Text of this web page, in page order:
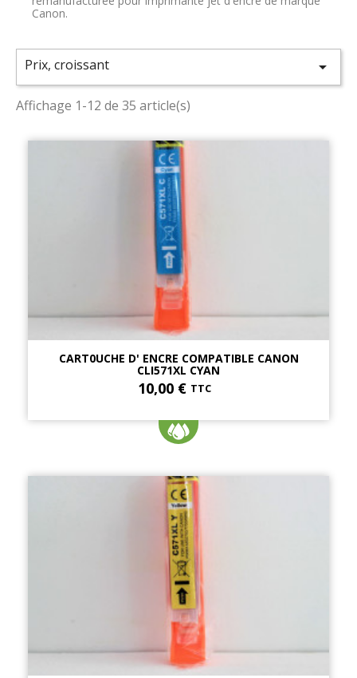
Canon.
Prix, croissant 
Affichage 1-12 de 35 article(s)
CART0UCHE D' ENCRE COMPATIBLE CANON
CLI571XL CYAN
10,00 € TTC